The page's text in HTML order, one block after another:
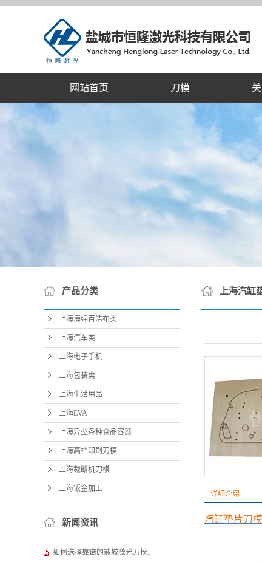
网站首页 刀模
产品分类
上海海绵百洁布类
上海汽车类
上海电子手机
上海包装类
上海生活用品
上海EVA
上海异型各种食品容器
上海高档印刷刀模
上海裁断机刀模
上海钣金加工
新闻资讯
如何选择靠谱的盐城激光刀模...
上海汽缸
详细介绍
汽缸垫片刀模